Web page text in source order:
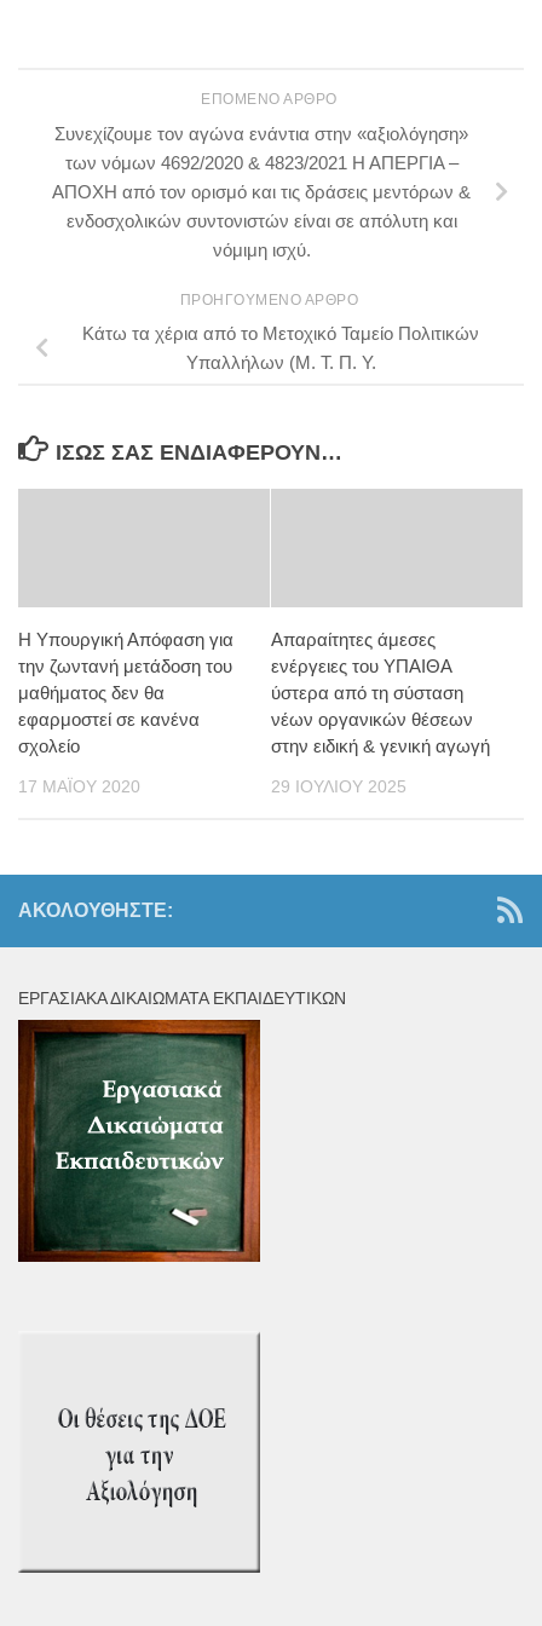
ΕΠΌΜΕΝΟ ΆΡΘΡΟ
Συνεχίζουμε τον αγώνα ενάντια στην «αξιολόγηση»
των νόμων 4692/2020 & 4823/2021 Η ΑΠΕΡΓΙΑ –
ΑΠΟΧΗ από τον ορισμό και τις δράσεις μεντόρων &
ενδοσχολικών συντονιστών είναι σε απόλυτη και
νόμιμη ισχύ.
ΠΡΟΗΓΟΎΜΕΝΟ ΆΡΘΡΟ
Κάτω τα χέρια από το Μετοχικό Ταμείο Πολιτικών
Υπαλλήλων (Μ. Τ. Π. Υ.
ΊΣΩΣ ΣΑΣ ΕΝΔΙΑΦΈΡΟΥΝ…
H Υπουργική Απόφαση για
την ζωντανή μετάδοση του
μαθήματος δεν θα
εφαρμοστεί σε κανένα
σχολείο
17 ΜΑΪ́ΟΥ 2020
Απαραίτητες άμεσες
ενέργειες του ΥΠΑΙΘΑ
ύστερα από τη σύσταση
νέων οργανικών θέσεων
στην ειδική & γενική αγωγή
29 ΙΟΥΛΊΟΥ 2025
ΑΚΟΛΟΥΘΉΣΤΕ:
ΕΡΓΑΣΙΑΚΆ ΔΙΚΑΙΏΜΑΤΑ ΕΚΠΑΙΔΕΥΤΙΚΏΝ